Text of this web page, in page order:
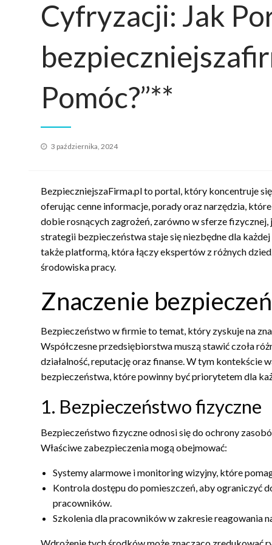
Cyfryzacji: Jak
Pomóc?”**
Opublikowane
3 października, 2024
BezpieczniejszaFirma.pl to portal, który koncentruje
oferując cenne informacje, porady oraz narzędzia,
dobie rosnących zagrożeń, zarówno w sferze
strategii bezpieczeństwa staje się niezbędne dla
także platformą, która łączy ekspertów z różnych
środowiska pracy.
Znaczenie
Bezpieczeństwo w firmie to temat, który zyskuje na
Współczesne przedsiębiorstwa muszą stawić czoła
działalność, reputację oraz finanse. W tym
bezpieczeństwa, które powinny być priorytetem dla
1. Bezpieczeństwo fizyczne
Bezpieczeństwo fizyczne odnosi się do ochrony
Właściwe zabezpieczenia mogą obejmować:
Systemy alarmowe i monitoring wizyjny, które
Kontrola dostępu do pomieszczeń, aby ograniczyć
pracowników.
Szkolenia dla pracowników w zakresie reagowania